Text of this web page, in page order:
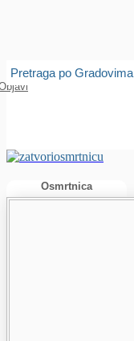
Pretraga po Gradovima
Osmrtnica